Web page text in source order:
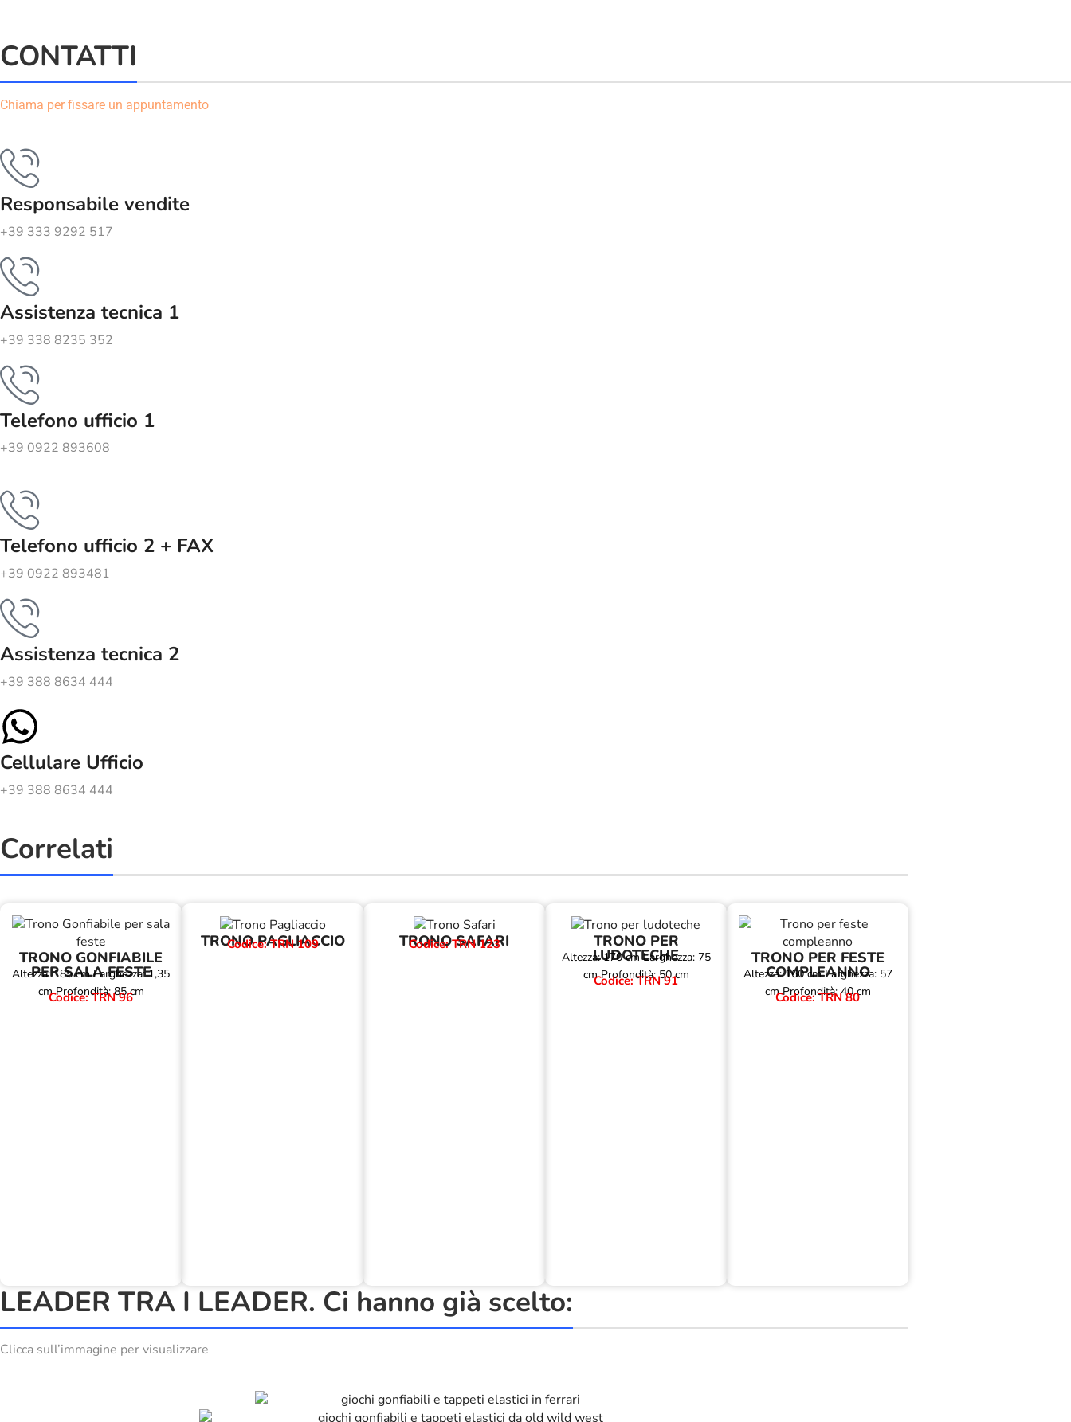
CONTATTI
Chiama per fissare un appuntamento
Responsabile vendite
+39 333 9292 517
Assistenza tecnica 1
+39 338 8235 352
Telefono ufficio 1
+39 0922 893608
Telefono ufficio 2 + FAX
+39 0922 893481
Assistenza tecnica 2
+39 388 8634 444
Cellulare Ufficio
+39 388 8634 444
Correlati
TRONO GONFIABILE
PER SALA FESTE
Altezza: 185 cm Larghezza: 1,35
cm Profondità: 85 cm
Codice: TRN 96
TRONO PAGLIACCIO
Codice: TRN 109 TRONO SAFARI
Codice: TRN 123 TRONO PER
LUDOTECHE
Altezza: 170 cm Larghezza: 75
cm Profondità: 50 cm
Codice: TRN 91
TRONO PER FESTE
COMPLEANNO
Altezza: 160 cm Larghezza: 57
cm Profondità: 40 cm
Codice: TRN 80
LEADER TRA I LEADER. Ci hanno già scelto:
Clicca sull’immagine per visualizzare